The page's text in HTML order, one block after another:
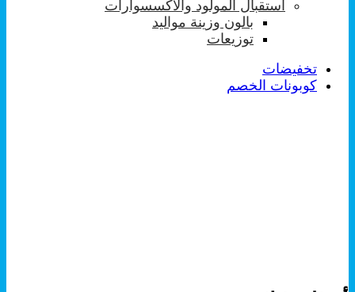
استقبال المولود والاكسسوارات
بالون وزينة مواليد
توزيعات
تخفيضات
كوبونات الخصم